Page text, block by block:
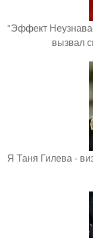
"Эффект
вызвал
Я Таня Гилева -